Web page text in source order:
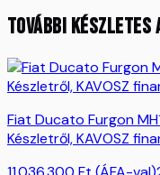
TOVÁBBI KÉSZLETES
Fiat Ducato Furgon
Készletről, KAVOSZ